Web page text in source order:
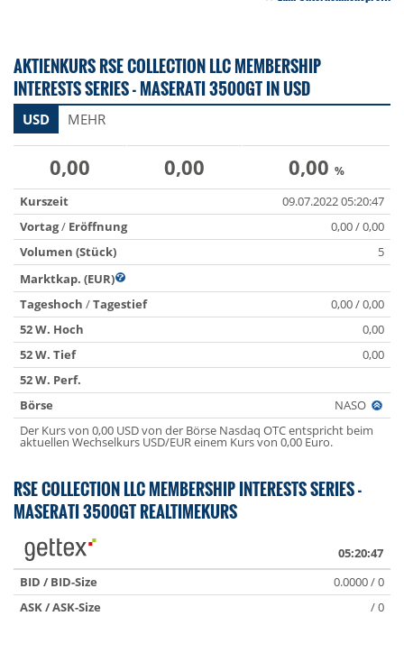
AKTIENKURS RSE COLLECTION LLC MEMBERSHIP
INTERESTS SERIES - MASERATI 3500GT IN USD
USD MEHR
0,00 0,00 0,00 %
Kurszeit
09.07.2022 05:20:47
Vortag/ Eröffnung
0,00 / 0,00
Volumen (Stück)
5
Marktkap. (EUR)
Tageshoch /Tagestief
0,00 / 0,00
52 W. Hoch
0,00
52 W. Tief
0,00
52 W. Perf.
Börse
NASO
Der Kurs von 0,00 USD von der Börse Nasdaq OTC entspricht beim
aktuellen Wechselkurs USD/EUR einem Kurs von 0,00 Euro.
RSE COLLECTION LLC MEMBERSHIP INTERESTS SERIES -
MASERATI 3500GT REALTIMEKURS
05:20:47
BID / BID-Size
0.0000 / 0
ASK / ASK-Size
/ 0